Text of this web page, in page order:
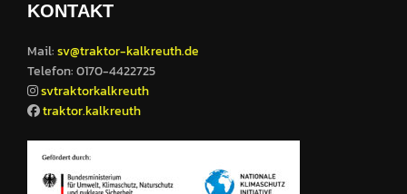
KONTAKT
Mail:sv@traktor-kalkreuth.de
Telefon: 0170-4422725
svtraktorkalkreuth
traktor.kalkreuth